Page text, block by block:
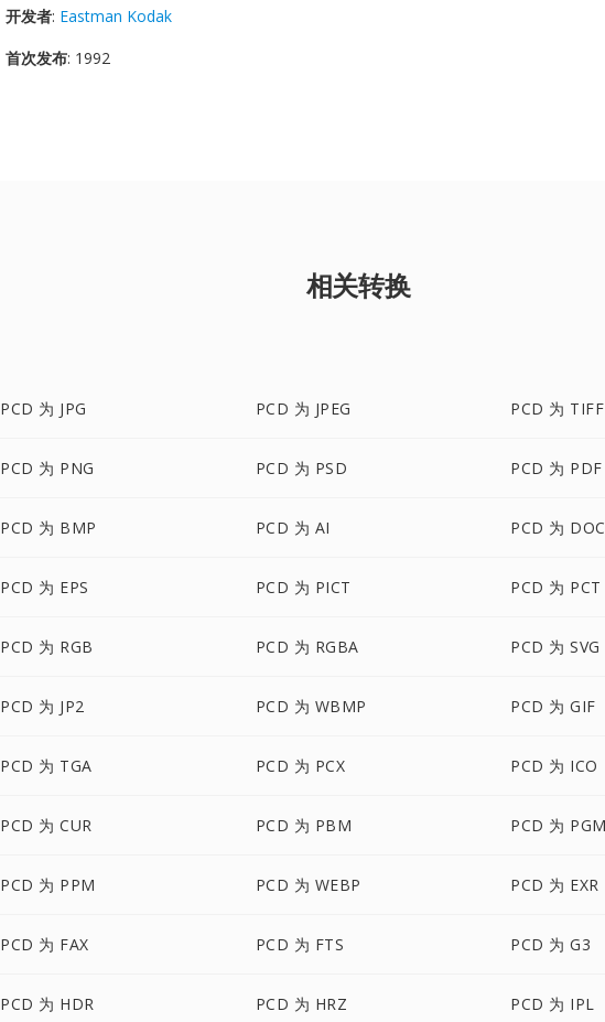
开发者: Eastman Kodak
首次发布: 1992
相关转换
PCD 为 JPG PCD 为 JPEG PCD 为 TIFF
PCD 为 PNG PCD 为 PSD PCD 为 PDF
PCD 为 BMP PCD 为 AI PCD 为
PCD 为 EPS PCD 为 PICT PCD 为 PCT
PCD 为 RGB PCD 为 RGBA PCD 为 SVG
PCD 为 JP2 PCD 为 WBMP PCD 为 GIF
PCD 为 TGA PCD 为 PCX PCD 为 ICO
PCD 为 CUR PCD 为 PBM PCD 为
PCD 为 PPM PCD 为 WEBP PCD 为 EXR
PCD 为 FAX PCD 为 FTS PCD 为 G3
PCD 为 HDR PCD 为 HRZ PCD 为 IPL